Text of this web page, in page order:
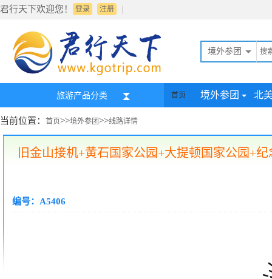
君行天下欢迎您！ 登录 |
注册
境外参团
旅游产品分类 首页 境外参团 北
当前位置： 首页>>境外参团>>线路详情
旧金山接机+黄石国家公园+大提顿国家公园+
编号：A5406